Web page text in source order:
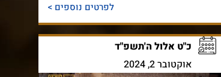
לפרטים נוספים >
כ"ט אלול ה'תשפ"ד
אוקטובר 2, 2024